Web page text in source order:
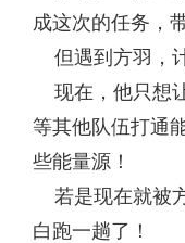
成这次的任务，
但遇到方羽，
现在，他只想
等其他队伍打通
些能量源！
若是现在就被
白跑一趟了！